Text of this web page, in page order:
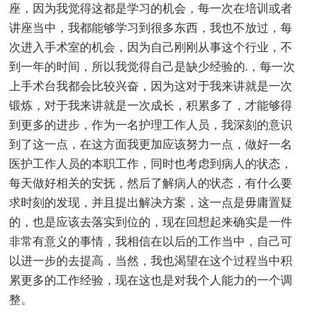
座，因为我觉得这都是学习的机会，每一次在培训或者
讲座当中，我都能够学习到很多东西，我也不放过，每
次进入手术室的机会，因为自己刚刚从事这个行业，不
到一年的时间，所以我觉得自己是缺少经验的.，每一次
上手术台我都会比较兴奋，因为这对于我来讲就是一次
锻炼，对于我来讲就是一次成长，积累多了，才能够得
到更多的进步，作为一名护理工作人员，我深刻的意识
到了这一点，在这方面我更加应该努力一点，做好一名
医护工作人员的本职工作，同时也考虑到病人的状态，
每天做好相关的安抚，然后了解病人的状态，有什么要
求时刻的发现，并且提出解决方案，这一点是毋庸置疑
的，也是应该去落实到位的，现在回想起来确实是一件
非常有意义的事情，我相信在以后的工作当中，自己可
以进一步的去提高，当然，我也渴望在这个过程当中积
累更多的工作经验，现在这也是对我个人能力的一个调
整。